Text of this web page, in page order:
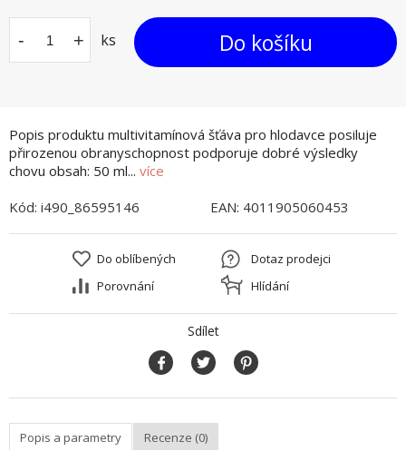
Popis produktu multivitamínová šťáva pro hlodavce posiluje
přirozenou obranyschopnost podporuje dobré výsledky
chovu obsah: 50 ml... více
- + ks Do košíku
Kód: i490_86595146 EAN: 4011905060453
Do oblíbených
Porovnání
Dotaz prodejci
Hlídání
Sdílet
Popis a parametry Recenze (0)